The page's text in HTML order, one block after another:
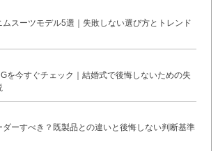
ムスーツモデル5選｜失敗しない選び方とトレンド
を今すぐチェック｜結婚式で後悔しないための失
ダーすべき？既製品との違いと後悔しない判断基準